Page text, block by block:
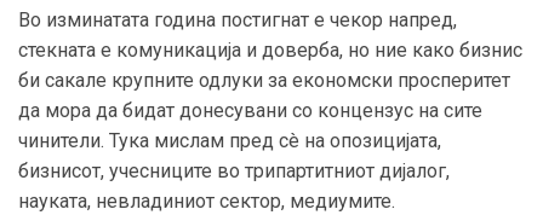
Во изминатата година постигнат е чекор напред,
стекната е комуникација и доверба, но ние како бизнис
би сакале крупните одлуки за економски просперитет
да мора да бидат донесувани со концензус на сите
чинители. Тука мислам пред сè на опозицијата,
бизнисот, учесниците во трипартитниот дијалог,
науката, невладиниот сектор, медиумите.